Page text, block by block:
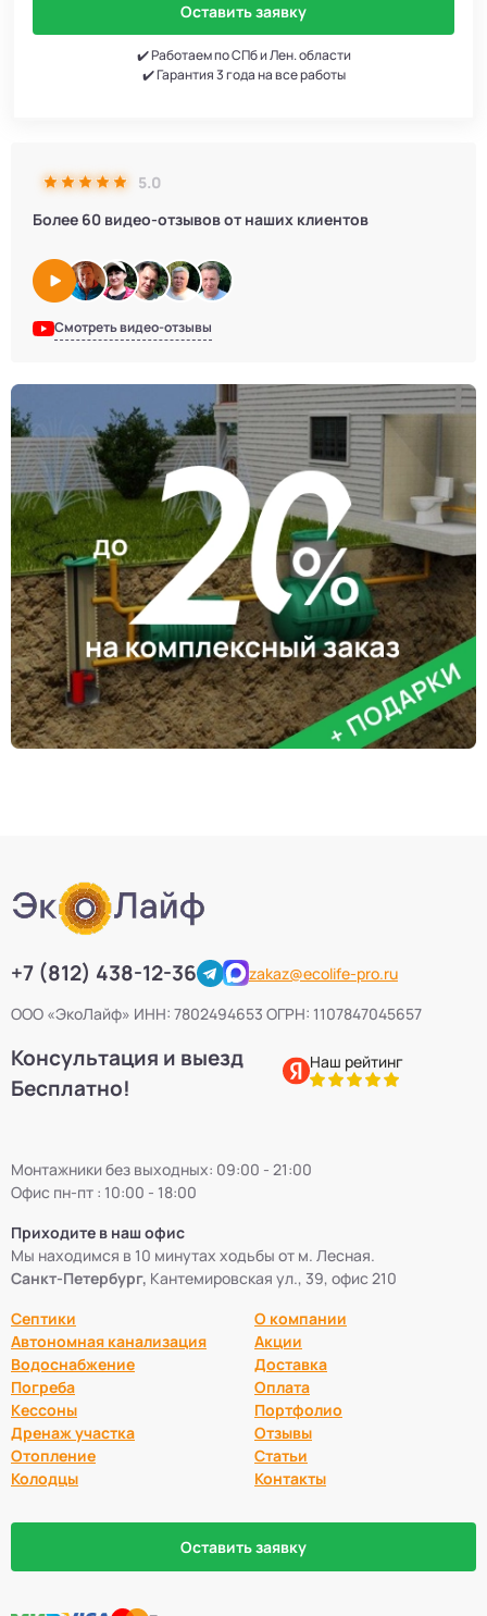
Оставить заявку
✔️ Работаем по СПб и Лен. области
✔️ Гарантия 3 года на все работы
5.0
Более 60 видео-отзывов от наших клиентов
Смотреть видео-отзывы
+7 (812) 438-12-36
zakaz@ecolife-pro.ru
ООО «ЭкоЛайф» ИНН: 7802494653 ОГРН: 1107847045657
Консультация и выезд
Бесплатно!
Наш рейтинг
Монтажники без выходных: 09:00 - 21:00
Офис пн-пт : 10:00 - 18:00
Приходите в наш офис
Мы находимся в 10 минутах ходьбы от м. Лесная.
Санкт-Петербург, Кантемировская ул., 39, офис 210
Септики
Автономная канализация
Водоснабжение
Погреба
Кессоны
Дренаж участка
Отопление
Колодцы
О компании
Акции
Доставка
Оплата
Портфолио
Отзывы
Статьи
Контакты
Оставить заявку